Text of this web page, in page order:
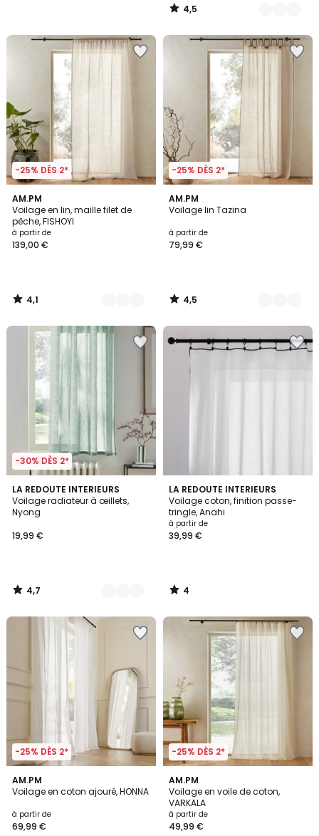
4,5
/
-25% DÈS 2*
AM.PM
Voilage en lin, maille filet de
pêche, FISHOYI
à partir de
139,00 €
4,1
/ 5
4
Couleurs
4,1
/
-25% DÈS 2*
AM.PM
Voilage lin Tazina
à partir de
79,99 €
4,5
/ 5
2
Couleurs
4,5
/
-30% DÈS 2*
LA REDOUTE INTERIEURS
Voilage radiateur à œillets,
Nyong
19,99 €
4,7
/ 5
5
Couleurs
4,7
/
LA REDOUTE INTERIEURS
Voilage coton, finition passe-
tringle, Anahi
à partir de
39,99 €
4
/
5
4
/
-25% DÈS 2*
AM.PM
Voilage en coton ajouré, HONNA
à partir de
69,99 €
-25% DÈS 2*
AM.PM
Voilage en voile de coton,
VARKALA
à partir de
49,99 €
4
/
5